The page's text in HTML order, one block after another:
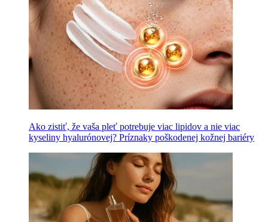
Ako zistiť, že vaša pleť potrebuje viac lipidov a nie viac
kyseliny hyalurónovej? Príznaky poškodenej kožnej bariéry